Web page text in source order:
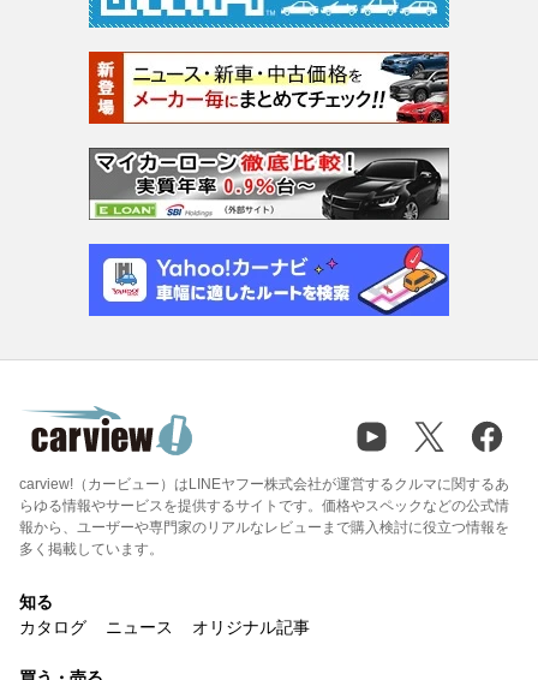
carview!（カービュー）はLINEヤフー株式会社が運営するクルマに関するあ
らゆる情報やサービスを提供するサイトです。価格やスペックなどの公式情
報から、ユーザーや専門家のリアルなレビューまで購入検討に役立つ情報を
多く掲載しています。
知る
カタログ
ニュース オリジナル記事